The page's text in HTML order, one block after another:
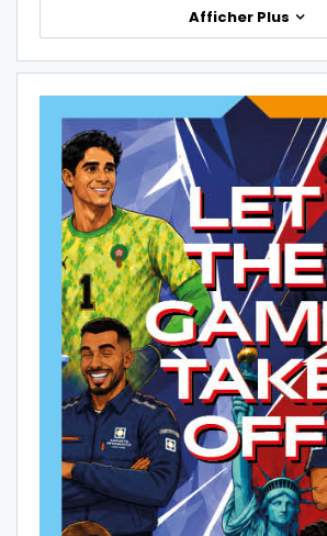
Afficher Plus